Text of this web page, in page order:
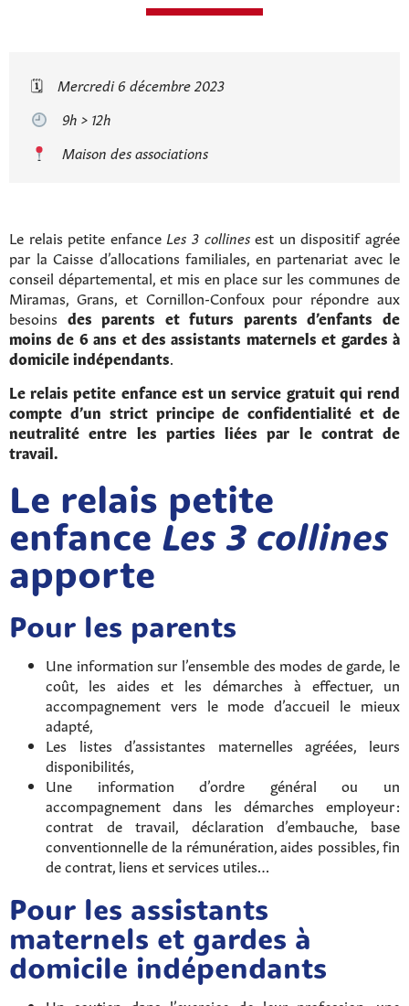
🗓
Mercredi 6 décembre 2023
9h > 12h
Maison des associations
Le relais petite enfance Les 3 collinesest un dispositif agrée
par la Caisse d’allocations familiales, en partenariat avec le
conseil départemental, et mis en place sur les communes de
Miramas, Grans, et Cornillon-Confoux pour répondre aux
besoins des parents et futurs parents d’enfants de
moins de 6 ans et des assistants maternels et gardes à
domicile indépendants
Le relais petite enfance est un service gratuit qui rend
compte d’un strict principe de confidentialité et de
neutralité entre les parties liées par le contrat de
travail.
Le relais petite
enfance Les 3 collines
apporte
Pour les parents
Une information sur l’ensemble des modes de garde, le
coût, les aides et les démarches à effectuer, un
accompagnement vers le mode d’accueil le mieux
adapté,
Les listes d’assistantes maternelles agréées, leurs
disponibilités,
Une information d’ordre général ou un
accompagnement dans les démarches employeur :
contrat de travail, déclaration d’embauche, base
conventionnelle de la rémunération, aides possibles, fin
de contrat, liens et services utiles…
Pour les assistants
maternels et gardes à
domicile indépendants